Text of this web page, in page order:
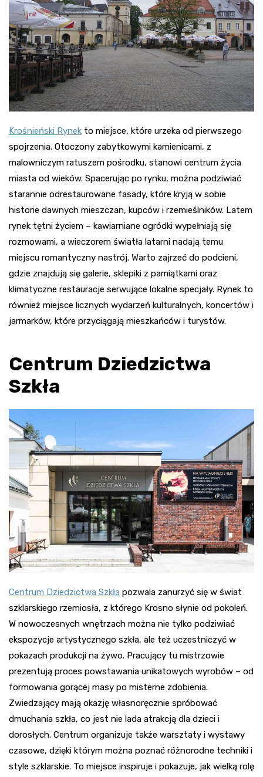
Krośnieński Rynek to miejsce, które urzeka od pierwszego
spojrzenia. Otoczony zabytkowymi kamienicami, z
malowniczym ratuszem pośrodku, stanowi centrum życia
miasta od wieków. Spacerując po rynku, można podziwiać
starannie odrestaurowane fasady, które kryją w sobie
historie dawnych mieszczan, kupców i rzemieślników. Latem
rynek tętni życiem – kawiarniane ogródki wypełniają się
rozmowami, a wieczorem światła latarni nadają temu
miejscu romantyczny nastrój. Warto zajrzeć do podcieni,
gdzie znajdują się galerie, sklepiki z pamiątkami oraz
klimatyczne restauracje serwujące lokalne specjały. Rynek to
również miejsce licznych wydarzeń kulturalnych, koncertów i
jarmarków, które przyciągają mieszkańców i turystów.
Centrum Dziedzictwa
Szkła
Centrum Dziedzictwa Szkła pozwala zanurzyć się w świat
szklarskiego rzemiosła, z którego Krosno słynie od pokoleń.
W nowoczesnych wnętrzach można nie tylko podziwiać
ekspozycje artystycznego szkła, ale też uczestniczyć w
pokazach produkcji na żywo. Pracujący tu mistrzowie
prezentują proces powstawania unikatowych wyrobów – od
formowania gorącej masy po misterne zdobienia.
Zwiedzający mają okazję własnoręcznie spróbować
dmuchania szkła, co jest nie lada atrakcją dla dzieci i
dorosłych. Centrum organizuje także warsztaty i wystawy
czasowe, dzięki którym można poznać różnorodne techniki i
style szklarskie. To miejsce inspiruje i pokazuje, jak wielką rolę